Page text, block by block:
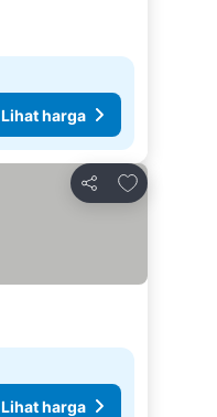
Lihat harga
Bagikan
Tambahkan
Lihat harga